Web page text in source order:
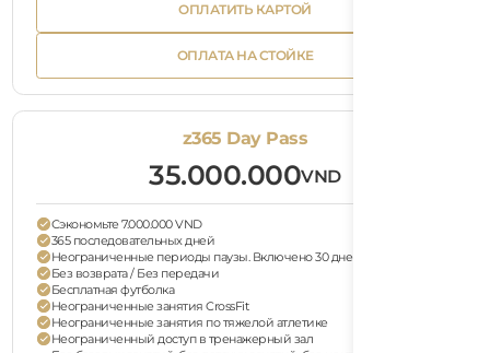
Button
Text
ОПЛАТИТЬ КАРТОЙ
ОПЛАТИТЬ КАРТОЙ
Button
Text
ОПЛАТА НА СТОЙКЕ
ОПЛАТА НА СТОЙКЕ
z365 Day Pass
35.000.000VND
Сэкономьте 7.000.000 VND
365 последовательных дней
Неограниченные периоды паузы. Включено 30 дней паузы
Без возврата / Без передачи
Бесплатная футболка
Неограниченные занятия CrossFit
Неограниченные занятия по тяжелой атлетике
Неограниченный доступ в тренажерный зал